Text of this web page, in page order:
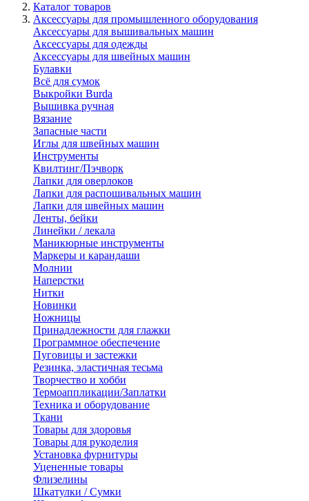
Каталог товаров
Аксессуары для промышленного оборудования
Аксессуары для вышивальных машин
Аксессуары для одежды
Аксессуары для швейных машин
Булавки
Всё для сумок
Выкройки Burda
Вышивка ручная
Вязание
Запасные части
Иглы для швейных машин
Инструменты
Квилтинг/Пэчворк
Лапки для оверлоков
Лапки для распошивальных машин
Лапки для швейных машин
Ленты, бейки
Линейки / лекала
Маникюрные инструменты
Маркеры и карандаши
Молнии
Наперстки
Нитки
Новинки
Ножницы
Принадлежности для глажки
Программное обеспечение
Пуговицы и застежки
Резинка, эластичная тесьма
Творчество и хобби
Термоаппликации/Заплатки
Техника и оборудование
Ткани
Товары для здоровья
Товары для рукоделия
Установка фурнитуры
Уцененные товары
Флизелины
Шкатулки / Сумки